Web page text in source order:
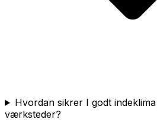
Hvordan sikrer I godt
værksteder?